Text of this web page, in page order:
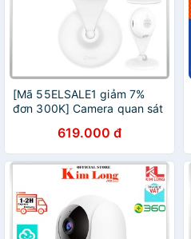
[Mã 55ELSALE1 giảm 7%
đơn 300K] Camera quan sát
(2304x1296P) Ai, App
Botslab - Hàng chính hãng
619.000 đ